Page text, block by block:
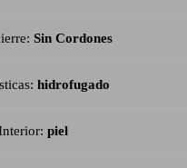
Sin Cordones
hidrofugado
piel